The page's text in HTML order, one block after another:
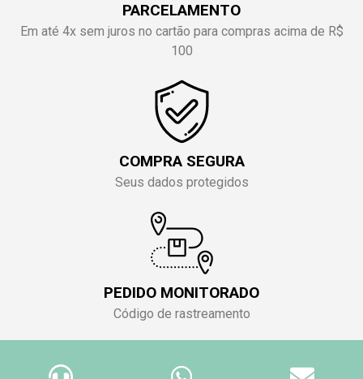
PARCELAMENTO
Em até 4x sem juros no cartão para compras acima de R$
100
COMPRA SEGURA
Seus dados protegidos
PEDIDO MONITORADO
Código de rastreamento